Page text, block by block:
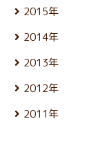
1月 (21)
3月 (25)
2月 (21)
1月 (22)
4月 (24)
3月 (25)
2月 (23)
1月 (22)
6月 (25)
4月 (24)
3月 (25)
2月 (23)
1月 (23)
8月 (26)
6月 (27)
4月 (25)
3月 (25)
2月 (23)
1月 (23)
10月 (25)
8月 (26)
6月 (27)
4月 (23)
3月 (26)
2月 (23)
11月 (24)
10月 (24)
8月 (25)
6月 (27)
4月 (24)
2015年
11月 (25)
10月 (26)
8月 (26)
6月 (27)
2014年
11月 (25)
10月 (25)
8月 (25)
2013年
11月 (26)
10月 (28)
2012年
11月 (25)
2011年